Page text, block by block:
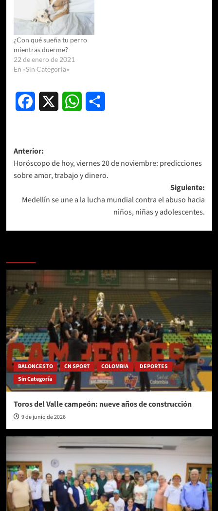
¿Con qué sueña tu perro
mientras duerme?
22 de enero de 2021
En «Sin Categoría»
Facebook WhatsApp
Navegación
de
entradas
Anterior:
Horóscopo de hoy, viernes 20 de noviembre: predicciones
sobre amor, trabajo y dinero.
Siguiente:
Medellín se une a la lucha mundial contra el abuso hacia
niños, niñas y adolescentes.
BALONCESTO CN SPORT COLOMBIA
DEPORTES
Sin Categoría
Toros del Valle campeón: nueve años de construcción
9 de junio de 2026